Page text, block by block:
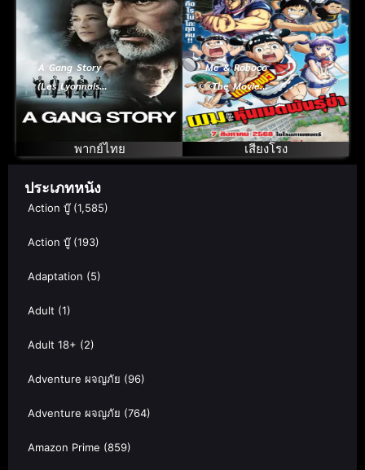
A Gang Story
(Les Lyonnais)
(2011) ปิดบัญชี
ล้างบางมาเฟีย
พากย์ไทย
Me & Roboco
The Movie
(2025) ผมกับโร
โบโกะ หุ่นเมด
พันธุ์ซ่า เดอะมูฟวี่
เสียงโรง
ประเภทหนัง
Action บู๊(1,585)
Action บู๊(193)
Adaptation (5)
Adult (1)
Adult 18+ (2)
Adventure ผจญภัย (96)
Adventure ผจญภัย (764)
Amazon Prime (859)